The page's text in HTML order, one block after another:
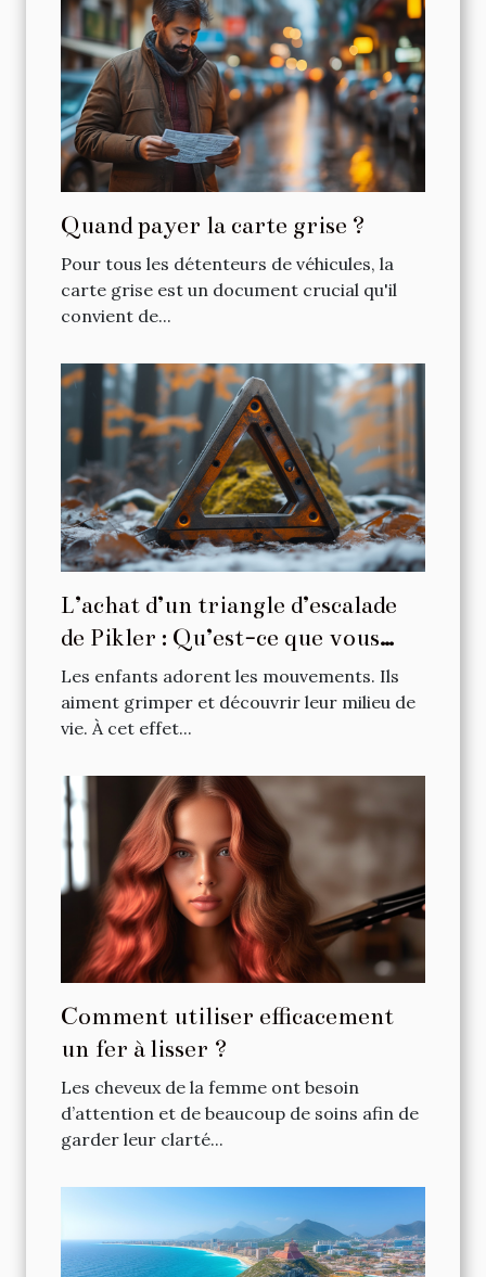
Quand payer la carte grise ?
Pour tous les détenteurs de véhicules, la
carte grise est un document crucial qu'il
convient de...
L’achat d’un triangle d’escalade
de Pikler : Qu’est-ce que vous
devez vérifier a priori ?
Les enfants adorent les mouvements. Ils
aiment grimper et découvrir leur milieu de
vie. À cet effet...
Comment utiliser efficacement
un fer à lisser ?
Les cheveux de la femme ont besoin
d’attention et de beaucoup de soins afin de
garder leur clarté...